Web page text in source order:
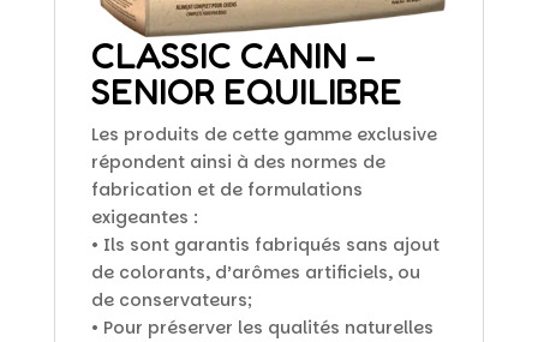
CLASSIC CANIN –
SENIOR EQUILIBRE
Les produits de cette gamme exclusive
répondent ainsi à des normes de
fabrication et de formulations
exigeantes :
• Ils sont garantis fabriqués sans ajout
de colorants, d’arômes artificiels, ou
de conservateurs;
• Pour préserver les qualités naturelles